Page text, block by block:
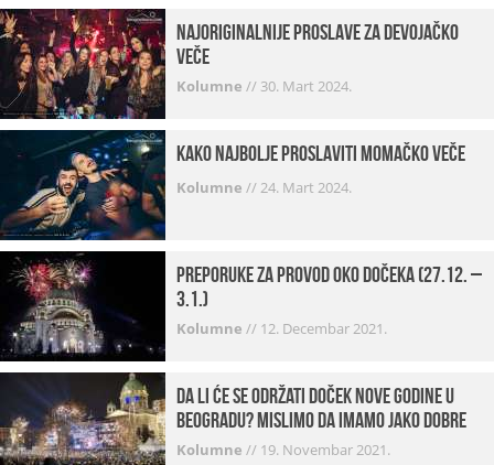
Najoriginalnije proslave za devojačko
veče
Kolumne // 30. Mart 2024.
Kako najbolje proslaviti momačko veče
Kolumne //24. Mart 2024.
Preporuke za provod oko dočeka (27.12. –
3.1.)
Kolumne // 12. Decembar 2021.
Da li će se održati doček Nove godine u
Beogradu? Mislimo da imamo jako DOBRE
VESTI!
Kolumne // 19. Novembar 2021.